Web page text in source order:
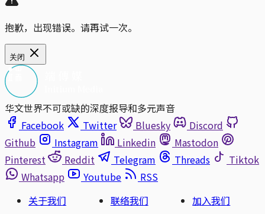
抱歉，出现错误。请再试一次。
关闭
华文世界不可或缺的深度报导和多元声音
Facebook
Twitter Bluesky
Discord
Github
Instagram Linkedin
Mastodon
Pinterest
Reddit Telegram Threads
Tiktok
Whatsapp
Youtube
RSS
关于我们
联络我们
加入我们